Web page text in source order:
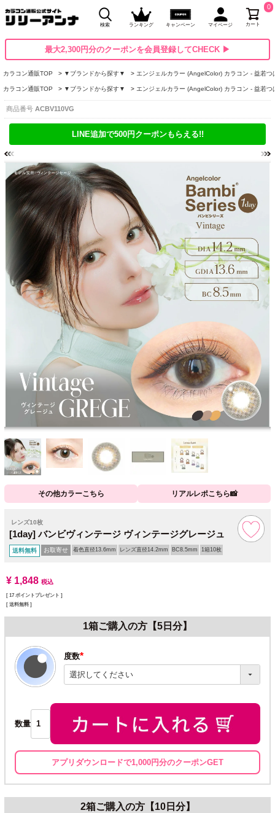
検索 ランキング キャンペーン マイページ カート
0
最大2,300円分のクーポンを会員登録してCHECK ▶
カラコン通販TOP ▼ブランドから探す▼ エンジェルカラー (AngelColor) カラコン - 益若つ
カラコン通販TOP ▼ブランドから探す▼ エンジェルカラー (AngelColor) カラコン - 益若つ
商品番号 ACBV110VG
LINE追加で500円クーポンもらえる!!
その他カラーこちら リアルレポこちら📸
レンズ10枚
[1day] バンビヴィンテージ ヴィンテージグレージュ
送料無料 お取寄せ 着色直径13.6mm レンズ直径14.2mm BC8.5mm 1箱10枚
¥ 1,848 税込
[ 17 ポイントプレゼント ]
送料無料
1箱ご購入の方【5日分】
度数
(必
須)
数量
アプリダウンロードで1,000円分のクーポンGET
2箱ご購入の方【10日分】